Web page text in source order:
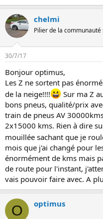
chelmi
Pilier de la communauté
30/7/17
Bonjour optimus,
Les Z ne sortent pas
de la neige!!!!
Sur ma Z
bons pneus, qualité/prix
train de pneus AV
2x15000 kms. Rien à dire
mouillée sachant que je
mois que j'ai changé pour
énormément de kms mais
de route pour l'instant,
vais pouvoir faire avec. A
O optimus